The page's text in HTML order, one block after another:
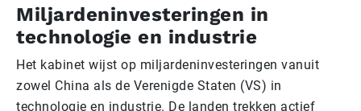
Miljardeninvesteringen in
technologie en industrie
Het kabinet wijst op miljardeninvesteringen vanuit
zowel China als de Verenigde Staten (VS) in
technologie en industrie. De landen trekken actief